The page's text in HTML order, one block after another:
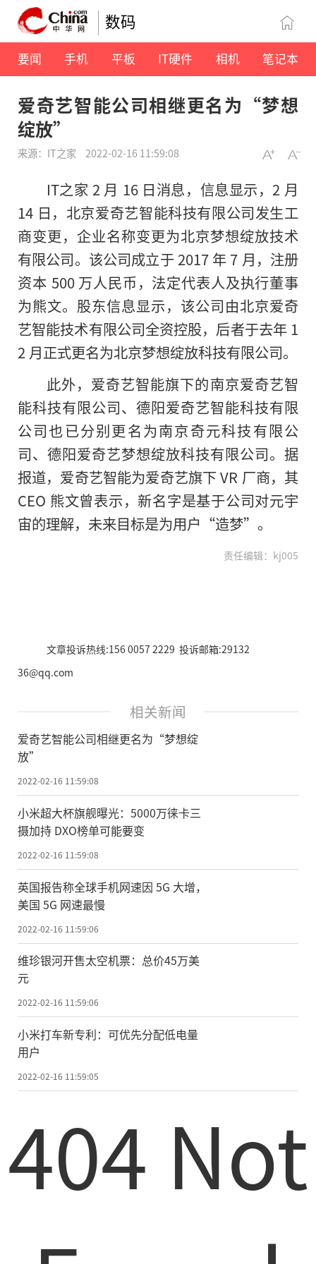
数码
要闻 手机 平板 IT硬件 相机 笔记本
爱奇艺智能公司相继更名为“梦想
绽放”
来源：IT之家 2022-02-16 11:59:08
IT之家 2 月 16 日消息，信息显示，2 月
14 日，北京爱奇艺智能科技有限公司发生工
商变更，企业名称变更为北京梦想绽放技术
有限公司。该公司成立于 2017 年 7 月，注册
资本 500 万人民币，法定代表人及执行董事
为熊文。股东信息显示，该公司由北京爱奇
艺智能技术有限公司全资控股，后者于去年 1
2 月正式更名为北京梦想绽放科技有限公司。
此外，爱奇艺智能旗下的南京爱奇艺智
能科技有限公司、德阳爱奇艺智能科技有限
公司也已分别更名为南京奇元科技有限公
司、德阳爱奇艺梦想绽放科技有限公司。据
报道，爱奇艺智能为爱奇艺旗下 VR 厂商，其
CEO 熊文曾表示，新名字是基于公司对元宇
宙的理解，未来目标是为用户“造梦”。
责任编辑：kj005
文章投诉热线:156 0057 2229 投诉邮箱:29132
36@qq.com
相关新闻
爱奇艺智能公司相继更名为“梦想绽
放”
2022-02-16 11:59:08
小米超大杯旗舰曝光：5000万徕卡三
摄加持 DXO榜单可能要变
2022-02-16 11:59:08
英国报告称全球手机网速因 5G 大增，
美国 5G 网速最慢
2022-02-16 11:59:06
维珍银河开售太空机票：总价45万美
元
2022-02-16 11:59:06
小米打车新专利：可优先分配低电量
用户
2022-02-16 11:59:05
404 Not